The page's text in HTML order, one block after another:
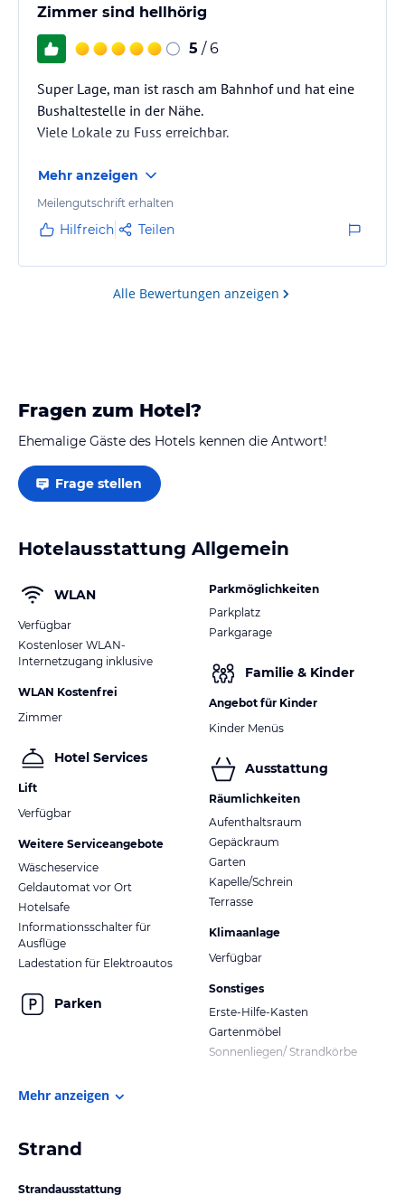
Zimmer sind hellhörig
5 / 6
Super Lage, man ist rasch am Bahnhof und hat eine
Bushaltestelle in der Nähe.
Viele Lokale zu Fuss erreichbar.
Mehr anzeigen
Meilengutschrift erhalten
Hilfreich Teilen
Alle Bewertungen anzeigen
Fragen zum Hotel?
Ehemalige Gäste des Hotels kennen die Antwort!
Frage stellen
Hotelausstattung Allgemein
WLAN
Verfügbar
Kostenloser WLAN-
Internetzugang inklusive
WLAN Kostenfrei
Zimmer
Hotel Services
Lift
Verfügbar
Weitere Serviceangebote
Wäscheservice
Geldautomat vor Ort
Hotelsafe
Informationsschalter für
Ausflüge
Ladestation für Elektroautos
Parken
Parkmöglichkeiten
Parkplatz
Parkgarage
Familie & Kinder
Angebot für Kinder
Kinder Menüs
Ausstattung
Räumlichkeiten
Aufenthaltsraum
Gepäckraum
Garten
Kapelle/Schrein
Terrasse
Klimaanlage
Verfügbar
Sonstiges
Erste-Hilfe-Kasten
Gartenmöbel
Sonnenliegen/ Strandkörbe
Mehr anzeigen
Strand
Strandausstattung